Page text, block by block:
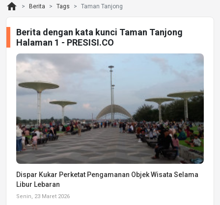
home Berita Tags Taman Tanjong
Berita dengan kata kunci Taman Tanjong
Halaman 1 - PRESISI.CO
Dispar Kukar Perketat Pengamanan Objek Wisata Selama
Libur Lebaran
Senin, 23 Maret 2026